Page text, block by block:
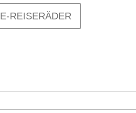
E-REISERÄDER